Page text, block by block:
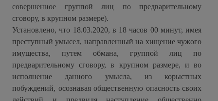
совершенное группой лиц по предварительному
сговору, в крупном размере).
Установлено, что 18.03.2020, в 18 часов 00 минут, имея
преступный умысел, направленный на хищение чужого
имущества, путем обмана, группой лиц по
предварительному сговору, в крупном размере, и во
исполнение данного умысла, из корыстных
побуждений, осознавая общественную опасность своих